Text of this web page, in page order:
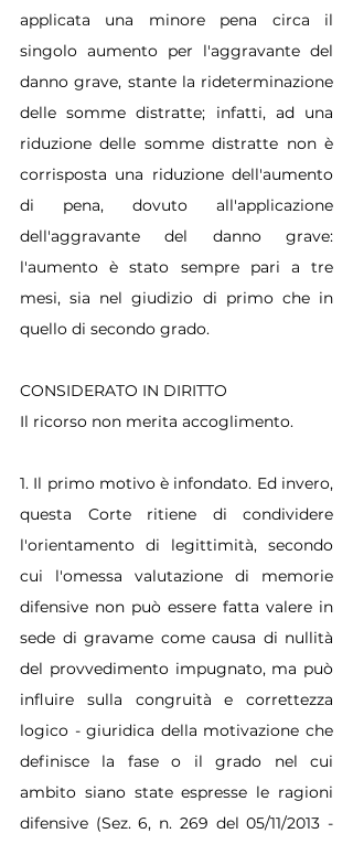
applicata una minore pena circa il
singolo aumento per l'aggravante del
danno grave, stante la rideterminazione
delle somme distratte; infatti, ad una
riduzione delle somme distratte non è
corrisposta una riduzione dell'aumento
di pena, dovuto all'applicazione
dell'aggravante del danno grave:
l'aumento è stato sempre pari a tre
mesi, sia nel giudizio di primo che in
quello di secondo grado.
CONSIDERATO IN DIRITTO
Il ricorso non merita accoglimento.
1. Il primo motivo è infondato. Ed invero,
questa Corte ritiene di condividere
l'orientamento di legittimità, secondo
cui l'omessa valutazione di memorie
difensive non può essere fatta valere in
sede di gravame come causa di nullità
del provvedimento impugnato, ma può
influire sulla congruità e correttezza
logico - giuridica della motivazione che
definisce la fase o il grado nel cui
ambito siano state espresse le ragioni
difensive (Sez. 6, n. 269 del 05/11/2013 -